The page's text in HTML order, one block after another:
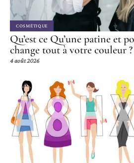
COSMÉTIQUE
Qu’est ce Qu’une patine et
change tout à votre couleur ?
4 août 2026